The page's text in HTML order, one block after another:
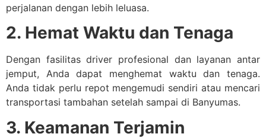
perjalanan dengan lebih leluasa.
2. Hemat Waktu dan Tenaga
Dengan fasilitas driver profesional dan layanan antar
jemput, Anda dapat menghemat waktu dan tenaga.
Anda tidak perlu repot mengemudi sendiri atau mencari
transportasi tambahan setelah sampai di Banyumas.
3. Keamanan Terjamin